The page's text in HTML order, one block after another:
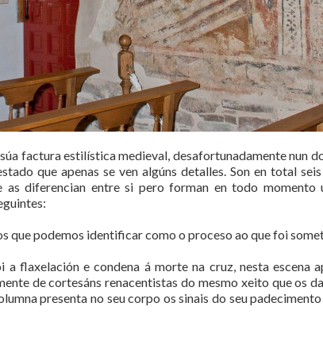
factura estilística medieval, desafortunadamente nun
que apenas se ven algúns detalles. Son en total
as diferencian entre si pero forman en todo
que podemos identificar como o proceso ao que foi
flaxelación e condena á morte na cruz, nesta escena
de cortesáns renacentistas do mesmo xeito que os
presenta no seu corpo os sinais do seu